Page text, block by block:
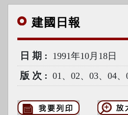
建國 日報
日期 1991年10月18日
版次 01、02、03、04